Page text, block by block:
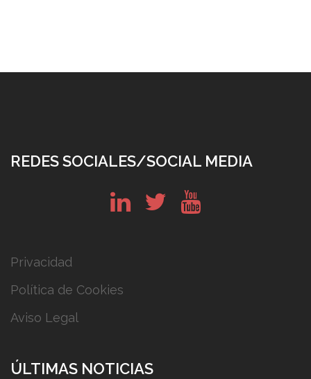
REDES SOCIALES/SOCIAL MEDIA
Privacidad
Política de Cookies
Aviso Legal
ÚLTIMAS NOTICIAS